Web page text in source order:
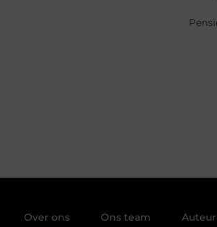
Over ons Ons team Auteur